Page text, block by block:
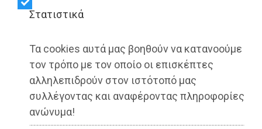
Στατιστικά
Τα cookies αυτά μας βοηθούν να κατανοούμε
τον τρόπο με τον οποίο οι επισκέπτες
αλληλεπιδρούν στον ιστότοπό μας
συλλέγοντας και αναφέροντας πληροφορίες
ανώνυμα!
Θεοδωράκη, του μεγάλου
συνθέτη, του αγωνιστή
της δημοκρατίας, του
παγκόσμιου Έλληνα»